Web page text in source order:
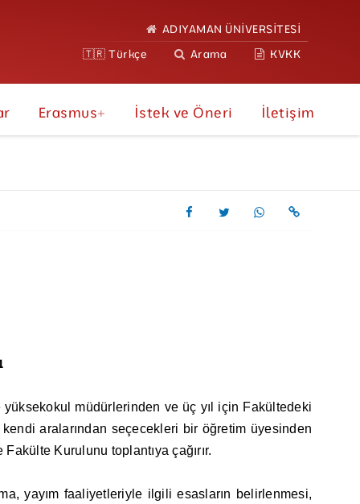
ADIYAMAN ÜNİVERSİTESİ
🇹🇷 Türkçe
Arama KVKK
Erasmus+ İstek ve Öneri İletişim
müdürlerinden ve üç yıl için Fakültedeki
aralarından seçecekleri bir öğretim üyesinden
Kurulunu toplantıya çağırır.
yayım faaliyetleriyle ilgili esasların belirlenmesi,